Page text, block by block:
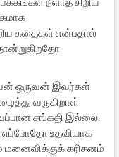
கதைகள் என்பதால்
ஒருவன் இவர்கள்
வருகிறாள்
சங்கதி இல்லை.
உதவியாக
மனைவிக்குக் கரிசனம்